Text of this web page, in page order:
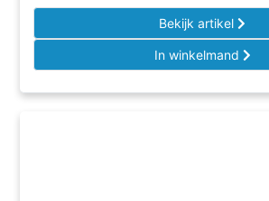
Bekijk artikel
In winkelmand